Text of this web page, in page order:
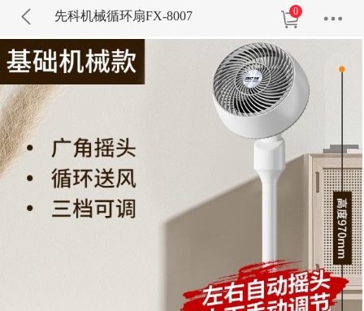
先科机械循环扇FX-8007 0